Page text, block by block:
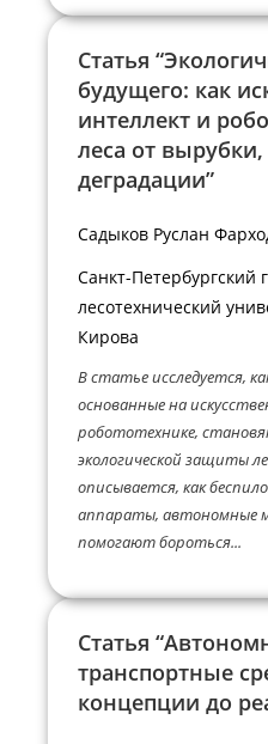
Статья
будущего: как
интеллект и
леса от
деградации”
Садыков Руслан
Санкт-Петербургский
лесотехнический
Кирова
В статье исследуется,
основанные на
робототехнике,
экологической защиты
описывается, как
аппараты, автономные
помогают бороться...
Статья
транспортные
концепции до